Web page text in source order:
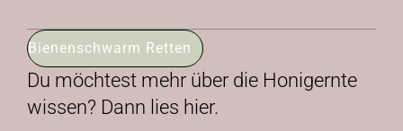
Bienenschwarm Retten
Du möchtest mehr über die Honigernte
wissen? Dann lies hier.